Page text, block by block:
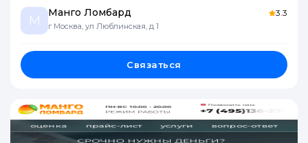
М
Манго Ломбард
г Москва, ул Люблинская, д 1
3.3
Связаться